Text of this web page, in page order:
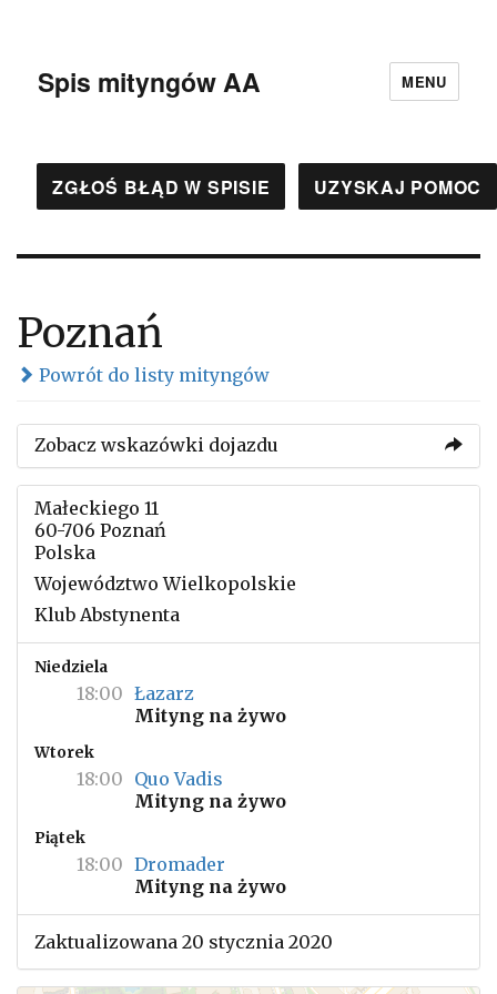
Spis mityngów AA MENU
ZGŁOŚ BŁĄD W SPISIE UZYSKAJ POMOC
Poznań
Powrót do listy mityngów
Zobacz wskazówki dojazdu
Małeckiego 11
60-706 Poznań
Polska
Województwo Wielkopolskie
Klub Abstynenta
Niedziela
18:00 Łazarz
Mityng na żywo
Wtorek
18:00 Quo Vadis
Mityng na żywo
Piątek
18:00 Dromader
Mityng na żywo
Zaktualizowana 20 stycznia 2020